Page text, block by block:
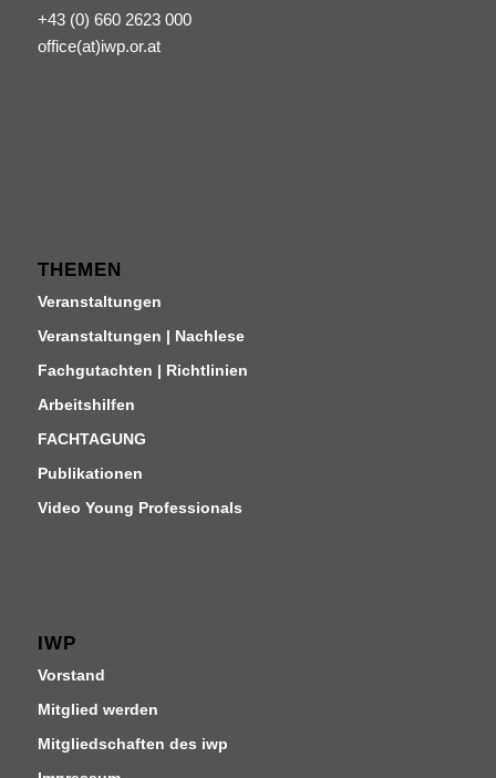
+43 (0) 660 2623 000
office(at)iwp.or.at
THEMEN
Veranstaltungen
Veranstaltungen | Nachlese
Fachgutachten | Richtlinien
Arbeitshilfen
FACHTAGUNG
Publikationen
Video Young Professionals
IWP
Vorstand
Mitglied werden
Mitgliedschaften des iwp